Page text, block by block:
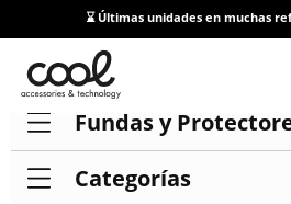
⌛ Últimas unidades en muchas
Fundas y
Categorías